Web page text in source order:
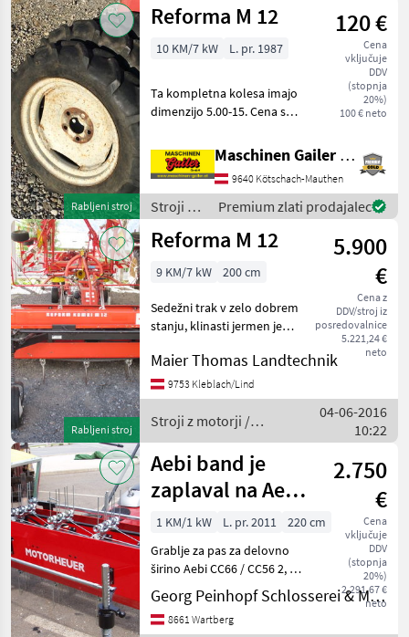
Sonstige
Rabljeni stroj
Reforma M 12 120 €
Cena
vključuje
DDV
(stopnja
20%)
100 € neto
10 KM/7 kW L. pr. 1987
Ta kompletna kolesa imajo
dimenzijo 5.00-15. Cena se
so 3 kosi. Veselimo se
vašega povpraševanja!
Stroji z motorji Tračni
obračalnik/ zgr
Maschinen Gailer GmbH
9640 Kötschach-Mauthen
Stroji z
motorji /
Reform
Premium zlati prodajalec
Rabljeni stroj
Reforma M 12
5.900
€
Cena z
DDV/stroj iz
posredovalnice
5.221,24 €
neto
9 KM/7 kW 200 cm
Sedežni trak v zelo dobrem
stanju, klinasti jermen je
dovršen. rep. Stroji z
motorji Tračni obračalnik/
zgrabljalnik
Maier Thomas Landtechnik
9753 Kleblach/Lind
Stroji z motorji /
Reform
04-06-2016
10:22
Aebi band je
zaplaval na Aebi
CC66 ali CC56
delovne dolžine
2,2
2.750
€
Cena
vključuje
DDV
(stopnja
20%)
2.291,67 €
neto
1 KM/1 kW L. pr. 2011
220 cm
Grablje za pas za delovno
širino Aebi CC66 / CC56 2, 2
m 3 vrstice zob,
pnevmatična kolesa iz
gume, demonstracijska
Georg Peinhopf Schlosserei & Maschinenbau
8661 Wartberg